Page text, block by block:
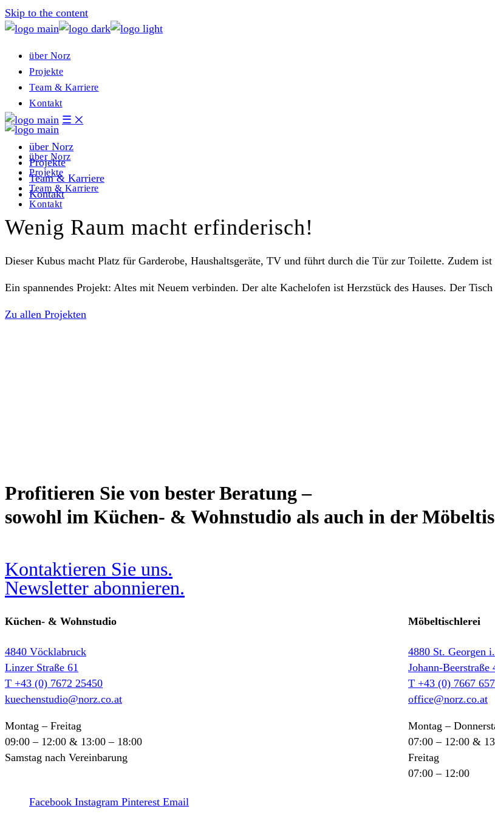
Skip to the content
über Norz
Projekte
Team & Karriere
Kontakt
über Norz
Projekte
Team & Karriere
Kontakt
☰ ྾
über Norz
Projekte
Team & Karriere
Kontakt
Wenig Raum macht erfinderisch!
Dieser Kubus macht Platz für Garderobe, Haushaltsgeräte, TV und führt durch die Tür zur Toilette. Zudem ist
Ein spannendes Projekt: Altes mit Neuem verbinden. Der alte Kachelofen ist Herzstück des Hauses. Der
Zu allen Projekten
Profitieren Sie von bester Beratung –
sowohl im Küchen- & Wohnstudio als auch in der
Kontaktieren Sie uns.
Newsletter abonnieren.
Küchen- & Wohnstudio
4840 Vöcklabruck
Linzer Straße 61
T +43 (0) 7672 25450
kuechenstudio@norz.co.at
Montag – Freitag
09:00 – 12:00 & 13:00 – 18:00
Samstag nach Vereinbarung
Möbeltischlerei
4880 St. Georgen
Johann-Beerstraße
T +43 (0) 7667
office@norz.co.at
Montag –
07:00 – 12:00 &
Freitag
07:00 – 12:00
Facebook Instagram Pinterest Email